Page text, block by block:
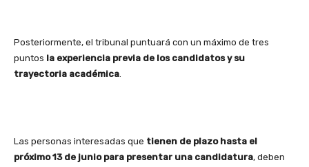
Posteriormente, el tribunal puntuará con un máximo de tres
puntos la experiencia previa de los candidatos y su
trayectoria académica.
Las personas interesadas que tienen de plazo hasta el
próximo 13 de junio para presentar una candidatura, deben